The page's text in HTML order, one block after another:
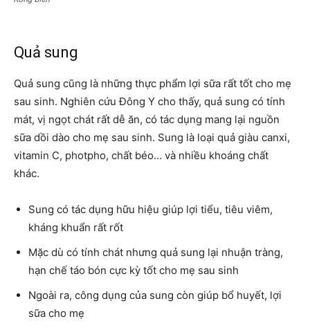
Quả sung
Quả sung cũng là những thực phẩm lợi sữa rất tốt cho mẹ
sau sinh. Nghiên cứu Đông Y cho thấy, quả sung có tính
mát, vị ngọt chát rất dễ ăn, có tác dụng mang lại nguồn
sữa dồi dào cho mẹ sau sinh. Sung là loại quả giàu canxi,
vitamin C, photpho, chất béo… và nhiều khoáng chất
khác.
Sung có tác dụng hữu hiệu giúp lợi tiểu, tiêu viêm,
kháng khuẩn rất rốt
Mặc dù có tính chát nhưng quả sung lại nhuận tràng,
hạn chế táo bón cực kỳ tốt cho mẹ sau sinh
Ngoài ra, công dụng của sung còn giúp bổ huyết, lợi
sữa cho mẹ